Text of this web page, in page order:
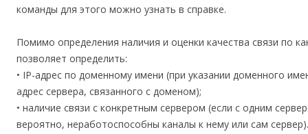
команды для этого можно узнать в справке.
Помимо определения наличия и оценки качества связи по
позволяет определить:
• IP-адрес по доменному имени (при указании доменного
адрес сервера, связанного с доменом);
• наличие связи с конкретным сервером (если с одним
вероятно, неработоспособны каналы к нему или сам сервер).